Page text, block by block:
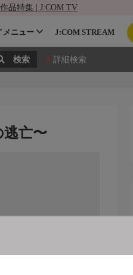
品特集 | J:COM TV
メニュー J:COM STREAM
詳細検索
逃亡〜